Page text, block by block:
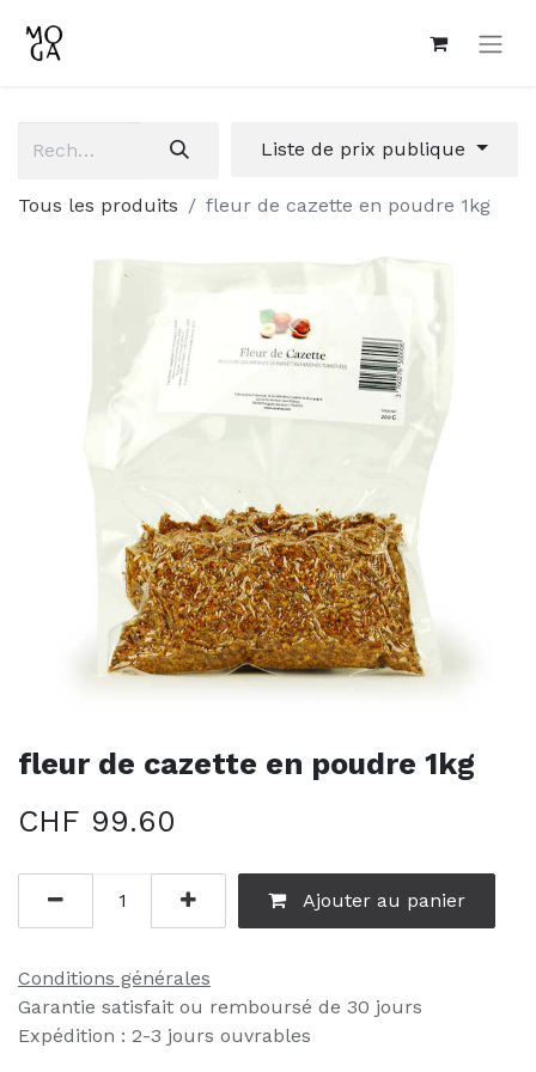
Liste de prix publique
Tous les produits fleur de cazette en poudre 1kg
fleur de cazette en poudre 1kg
CHF 99.60
Ajouter au panier
Conditions générales
Garantie satisfait ou remboursé de 30 jours
Expédition : 2-3 jours ouvrables